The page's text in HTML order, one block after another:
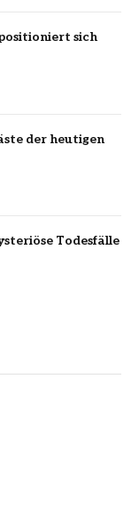
sich
der heutigen
Todesfälle